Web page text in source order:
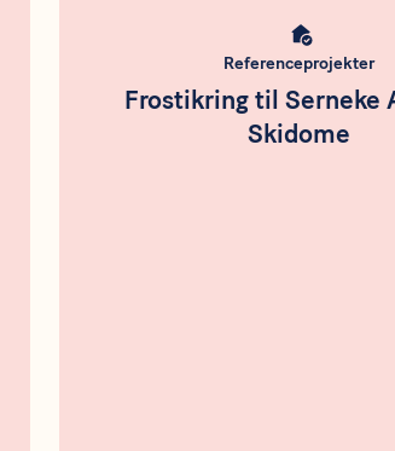
Referenceprojekter
Frostikring til Serneke
Skidome